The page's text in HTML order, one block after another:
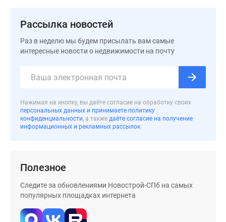
поселки
Ленинградской
коттеджные
Строящиеся
коттеджные
поселки
Коттеджные
поселки
Рассылка новостей
Раз в неделю мы будем присылать вам самые
интересные новости о недвижимости на почту
Нажимая на кнопку, вы даёте согласие на обработку своих
персональных данных и принимаете политику
конфиденциальности, а также даёте согласие на получение
информационных и рекламных рассылок
Полезное
Следите за обновлениями Новострой-СПб на самых
популярных площадках интернета